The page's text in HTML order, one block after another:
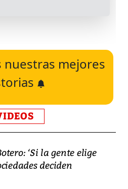
nuestras mejores
‘Si la gente elige
deciden